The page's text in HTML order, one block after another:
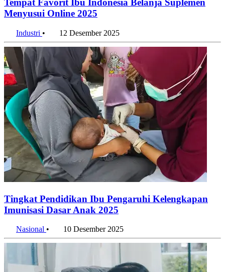
Tempat Favorit Ibu Indonesia Belanja Suplemen
Industri• 12 Desember 2025
Tingkat Pendidikan Ibu Pengaruhi Kelengkapan
Nasional• 10 Desember 2025